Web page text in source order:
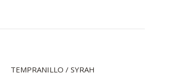
TEMPRANILLO / SYRAH